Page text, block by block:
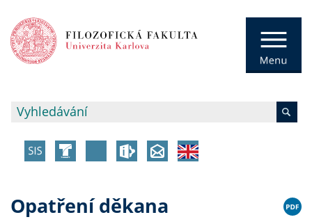
Opatření děkana